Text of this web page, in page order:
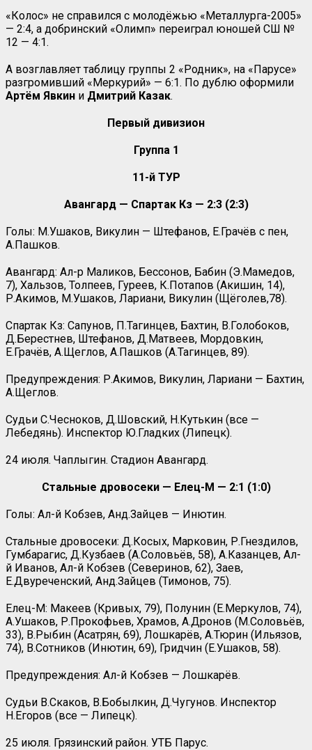
«Колос» не справился с молодёжью «Металлурга-2005»
— 2:4, а добринский «Олимп» переиграл юношей СШ №
12 — 4:1.
А возглавляет таблицу группы 2 «Родник», на «Парусе»
разгромивший «Меркурий» — 6:1. По дублю оформили
Артём Явкин и Дмитрий Казак.
Первый дивизион
Группа 1
11-й ТУР
Авангард — Спартак Кз — 2:3 (2:3)
Голы: М.Ушаков, Викулин — Штефанов, Е.Грачёв с пен,
А.Пашков.
Авангард: Ал-р Маликов, Бессонов, Бабин (Э.Мамедов,
7), Хальзов, Толпеев, Гуреев, К.Потапов (Акишин, 14),
Р.Акимов, М.Ушаков, Лариани, Викулин (Щёголев,78).
Спартак Кз: Сапунов, П.Тагинцев, Бахтин, В.Голобоков,
Д.Берестнев, Штефанов, Д.Матвеев, Мордовкин,
Е.Грачёв, А.Щеглов, А.Пашков (А.Тагинцев, 89).
Предупреждения: Р.Акимов, Викулин, Лариани — Бахтин,
А.Щеглов.
Судьи С.Чесноков, Д.Шовский, Н.Кутькин (все —
Лебедянь). Инспектор Ю.Гладких (Липецк).
24 июля. Чаплыгин. Стадион Авангард.
Стальные дровосеки — Елец-М — 2:1 (1:0)
Голы: Ал-й Кобзев, Анд.Зайцев — Инютин.
Стальные дровосеки: Д.Косых, Марковин, Р.Гнездилов,
Гумбарагис, Д.Кузбаев (А.Соловьёв, 58), А.Казанцев, Ал-
й Иванов, Ал-й Кобзев (Северинов, 62), Заев,
Е.Двуреченский, Анд.Зайцев (Тимонов, 75).
Елец-М: Макеев (Кривых, 79), Полунин (Е.Меркулов, 74),
А.Ушаков, Р.Прокофьев, Храмов, А.Дронов (М.Соловьёв,
33), В.Рыбин (Асатрян, 69), Лошкарёв, А.Тюрин (Ильязов,
74), В.Сотников (Инютин, 69), Гридчин (Е.Ушаков, 58).
Предупреждения: Ал-й Кобзев — Лошкарёв.
Судьи В.Скаков, В.Бобылкин, Д.Чугунов. Инспектор
Н.Егоров (все — Липецк).
25 июля. Грязинский район. УТБ Парус.